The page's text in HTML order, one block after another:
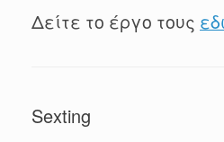
Δείτε το έργο τους
Sexting